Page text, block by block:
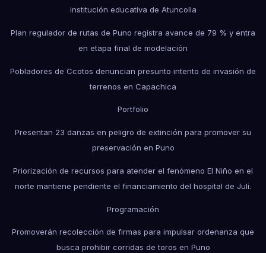
institución educativa de Atuncolla
Plan regulador de rutas de Puno registra avance de 79 % y entra
en etapa final de modelación
Pobladores de Ccotos denuncian presunto intento de invasión de
terrenos en Capachica
Portfolio
Presentan 23 danzas en peligro de extinción para promover su
preservación en Puno
Priorización de recursos para atender el fenómeno El Niño en el
norte mantiene pendiente el financiamiento del hospital de Juli.
Programación
Promoverán recolección de firmas para impulsar ordenanza que
busca prohibir corridas de toros en Puno